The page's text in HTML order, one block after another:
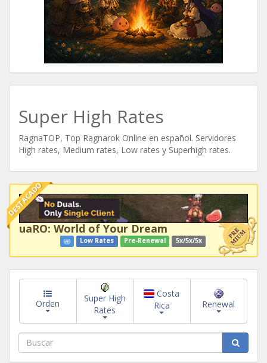
Super High Rates
RagnaTOP, Top Ragnarok Online en español. Servidores
High rates, Medium rates, Low rates y Superhigh rates.
DESTACADO
uaRO: World of Your Dream
Low Rates Pre-Renewal 5x/5x/5x
Orden
Super High
Rates
Costa
Rica
Renewal